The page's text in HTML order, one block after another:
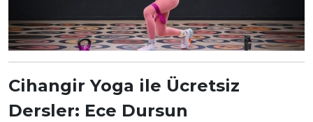
Cihangir Yoga ile Ücretsiz
Dersler: Ece Dursun